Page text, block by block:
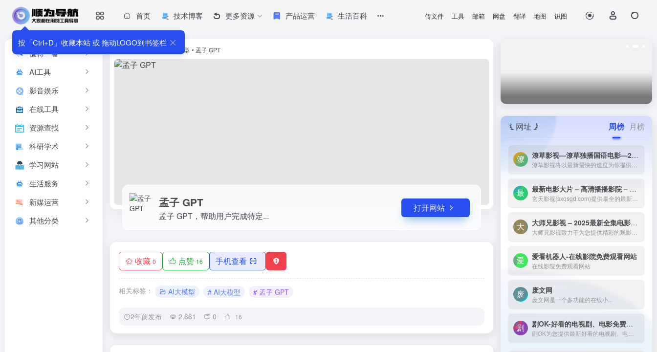
按「Ctrl+D」收藏本站 或 拖动LOGO到书签栏
首页 技术博客 更多资源 产品运营 生活百科 传文件 工具 邮箱 网盘 翻译 地图 识图
值得一看
AI工具
影音娱乐
在线工具
资源查找
科研学术
学习网站
生活服务
新媒运营
其他分类
AI大模型 • 孟子 GPT
孟子 GPT
孟子 GPT，帮助用户完成特定...
打开网站
收藏 0 点赞 16 手机查看
相关标签： AI大模型 # AI大模型 # 孟子 GPT
2年前发布 2,661 0 16
孟子 GPT
孟子 GPT，帮助用户完成特定...
网址 周榜 月榜
潦草影视—潦草独播国语电影—2023最新国语大片—免费国语潦草电影网-潦草影视将以最新最快的速度为你提供：最新电影电视剧的介绍和高速观看地址，好看的电影电视剧在线观看尽在潦草影视，为了更好的服务您，我们正在努力做最好的电影电视剧网站！
最新电影大片 – 高清播播影院 – 最新好看的电视剧免费在线观看 _ 玄天影视-玄天影视(sxqsgd.com)提供最全的最新电影大片，最热电视剧，韩国电视剧、香港TVB电视剧、韩剧、日剧、美剧、综艺、动漫的在线观看，无需下载任何播放器即可在线免费观看，每天第一时间更新，欢迎影迷到玄天
大师兄影视 – 2025最新全集电影电视剧_高清短剧视频免费在线观看-大师兄影视致力于为您提供精彩的观影选择，包括热门电影、电视剧、短剧、最新综艺节目和经典动漫。我们实时更新影片，确保您能享受最新、最全面的在线电影免费观看，更多高清资源尽在大师兄影院网。
爱看机器人-在线影院免费观看网站
在线影院免费观看网站
废文网
废文网是一个多功能的在线小...
剧OK-好看的电视剧、电影免费在线播放